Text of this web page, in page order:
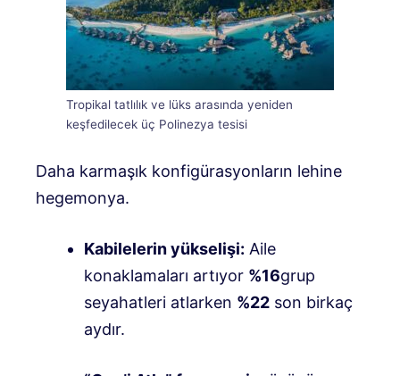
Tropikal tatlılık ve lüks arasında yeniden
keşfedilecek üç Polinezya tesisi
Daha karmaşık konfigürasyonların lehine
hegemonya.
Kabilelerin yükselişi: Aile
konaklamaları artıyor %16grup
seyahatleri atlarken %22 son birkaç
aydır.